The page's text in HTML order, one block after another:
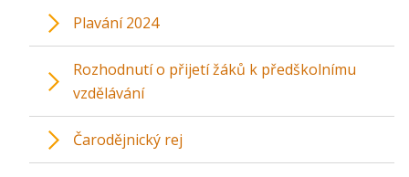
Plavání 2024
Rozhodnutí o přijetí žáků k předškolnímu
vzdělávání
Čarodějnický rej